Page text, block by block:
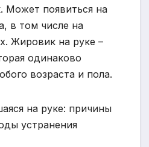
Может появиться на
в том числе на
Жировик на руке –
одинаково
возраста и пола.